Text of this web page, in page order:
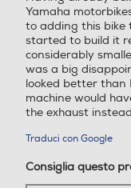
Yamaha
to adding this bike
started to build it
considerably
was a big
looked better than
machine would
the exhaust
Traduci con Google
Consiglia questo